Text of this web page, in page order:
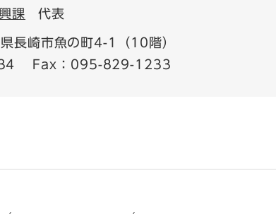
課 代表
長崎市魚の町4-1（10階）
Fax：095-829-1233